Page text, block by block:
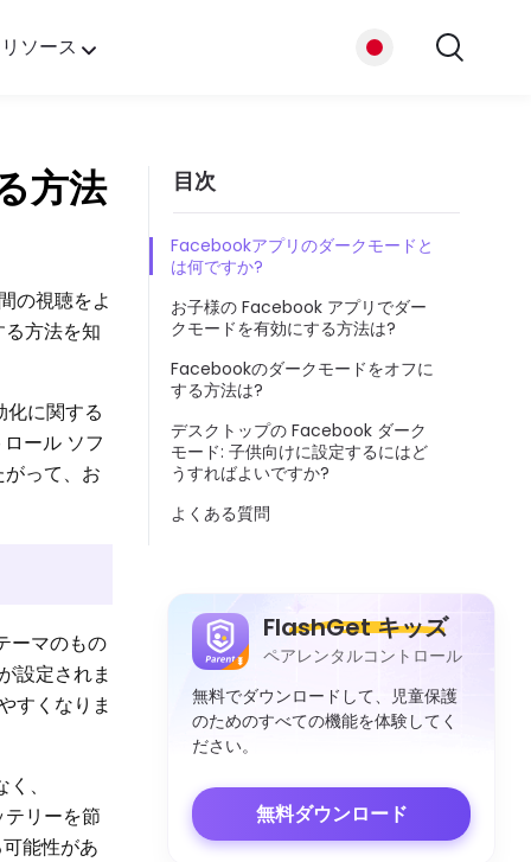
リソース
方法
の視聴をよ
方法を知
に関する
ール ソフ
って、お
ーマのもの
設定されま
すくなりま
、
リーを節
能性があ
目次
Facebookアプリのダークモードと
は何ですか?
お子様の Facebook アプリでダー
クモードを有効にする方法は?
Facebookのダークモードをオフに
する方法は?
デスクトップの Facebook ダーク
モード: 子供向けに設定するにはど
うすればよいですか?
よくある質問
FlashGet キッズ
ペアレンタルコントロール
無料でダウンロードして、児童保護
のためのすべての機能を体験してく
ださい。
無料ダウンロード